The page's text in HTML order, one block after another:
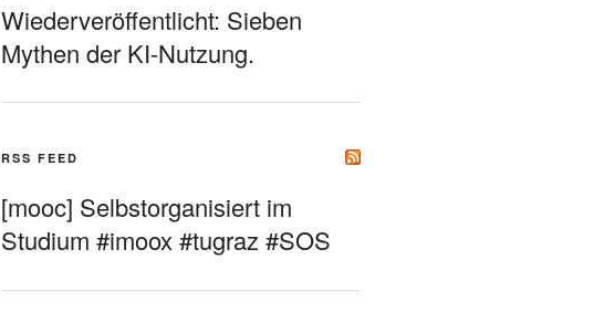
Wiederveröffentlicht: Sieben
Mythen der KI-Nutzung.
RSS FEED
[mooc] Selbstorganisiert im
Studium #imoox #tugraz #SOS